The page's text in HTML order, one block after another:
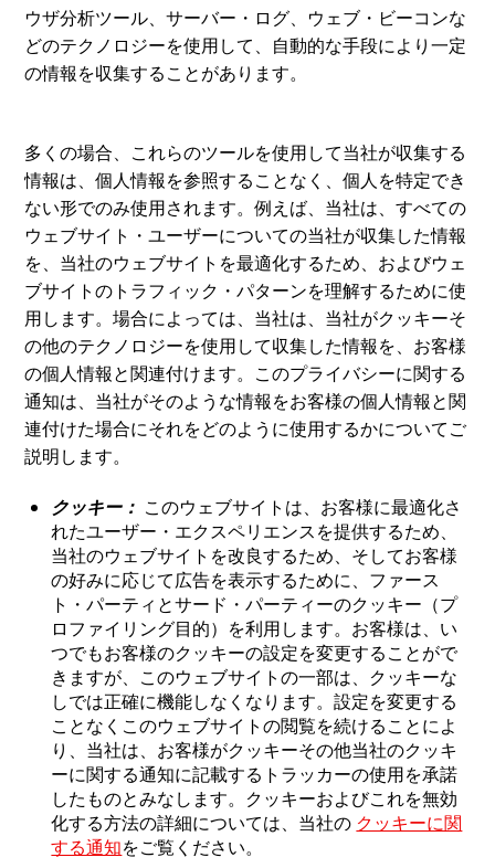
ウザ分析ツール、サーバー・ログ、ウェブ・ビーコンな
どのテクノロジーを使用して、自動的な手段により一定
の情報を収集することがあります。
多くの場合、これらのツールを使用して当社が収集する
情報は、個人情報を参照することなく、個人を特定でき
ない形でのみ使用されます。例えば、当社は、すべての
ウェブサイト・ユーザーについての当社が収集した情報
を、当社のウェブサイトを最適化するため、およびウェ
ブサイトのトラフィック・パターンを理解するために使
用します。場合によっては、当社は、当社がクッキーそ
の他のテクノロジーを使用して収集した情報を、お客様
の個人情報と関連付けます。このプライバシーに関する
通知は、当社がそのような情報をお客様の個人情報と関
連付けた場合にそれをどのように使用するかについてご
説明します。
クッキー： このウェブサイトは、お客様に最適化さ
れたユーザー・エクスペリエンスを提供するため、
当社のウェブサイトを改良するため、そしてお客様
の好みに応じて広告を表示するために、ファース
ト・パーティとサード・パーティーのクッキー（プ
ロファイリング目的）を利用します。お客様は、い
つでもお客様のクッキーの設定を変更することがで
きますが、このウェブサイトの一部は、クッキーな
しでは正確に機能しなくなります。設定を変更する
ことなくこのウェブサイトの閲覧を続けることによ
り、当社は、お客様がクッキーその他当社のクッキ
ーに関する通知に記載するトラッカーの使用を承諾
したものとみなします。クッキーおよびこれを無効
化する方法の詳細については、当社の クッキーに関
する通知をご覧ください。